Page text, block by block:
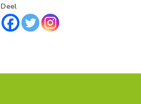
Deel